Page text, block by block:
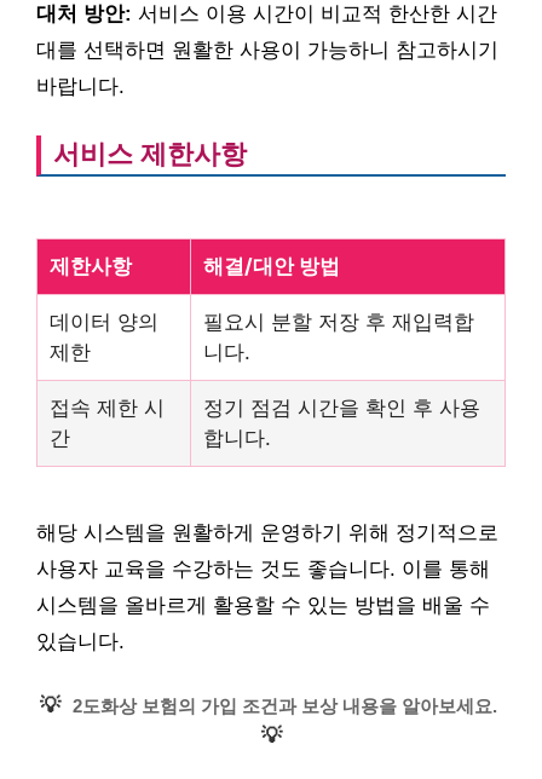
대처 방안: 서비스 이용 시간이 비교적 한산한 시간
대를 선택하면 원활한 사용이 가능하니 참고하시기
바랍니다.
서비스 제한사항
제한사항 해결/대안 방법
데이터 양의
제한
필요시 분할 저장 후 재입력합
니다.
접속 제한 시
간
정기 점검 시간을 확인 후 사용
합니다.
해당 시스템을 원활하게 운영하기 위해 정기적으로
사용자 교육을 수강하는 것도 좋습니다. 이를 통해
시스템을 올바르게 활용할 수 있는 방법을 배울 수
있습니다.
💡 2도화상 보험의 가입 조건과 보상 내용을 알아보세요.
💡